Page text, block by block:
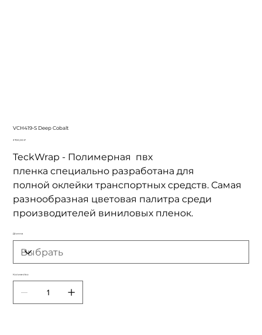
VCH419-S Deep Cobalt
Цена
3 700,00 ₽
TeckWrap - Полимерная пвх
пленка специально разработана для
полной оклейки транспортных средств. Самая
разнообразная цветовая палитра среди
производителей виниловых пленок.
Длинна
Количество